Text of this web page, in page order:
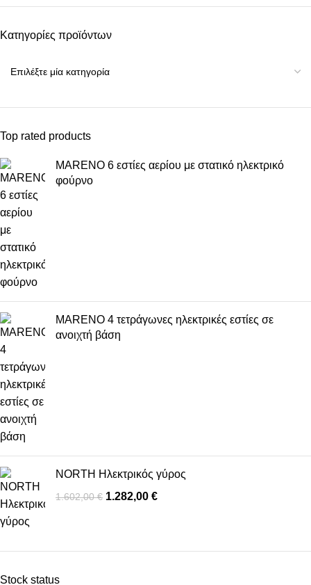
Κατηγορίες προϊόντων
Top rated products
MARENO 6 εστίες αερίου με στατικό ηλεκτρικό
φούρνο
MARENO 4 τετράγωνες ηλεκτρικές εστίες σε
ανοιχτή βάση
NORTH Ηλεκτρικός γύρος
1.602,00€ 1.282,00 €
Stock status